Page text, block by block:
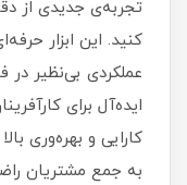
تجربه‌ی جدیدی از
کنید. این ابزار
عملکردی بی‌نظیر در
ایده‌آل برای
کارایی و بهره‌وری
به جمع مشتریان